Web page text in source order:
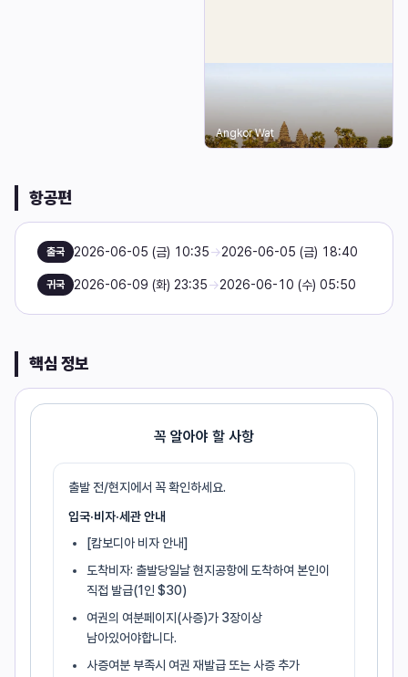
Angkor Wat
항공편
출국 2026-06-05 (금) 10:35→2026-06-05 (금) 18:40
귀국 2026-06-09 (화) 23:35→2026-06-10 (수) 05:50
핵심 정보
꼭 알아야 할 사항
출발 전/현지에서 꼭 확인하세요.
입국·비자·세관 안내
[캄보디아 비자 안내]
도착비자: 출발당일날 현지공항에 도착하여 본인이
직접 발급(1인 $30)
여권의 여분페이지(사증)가 3장이상
남아있어야합니다.
사증여분 부족시 여권 재발급 또는 사증 추가